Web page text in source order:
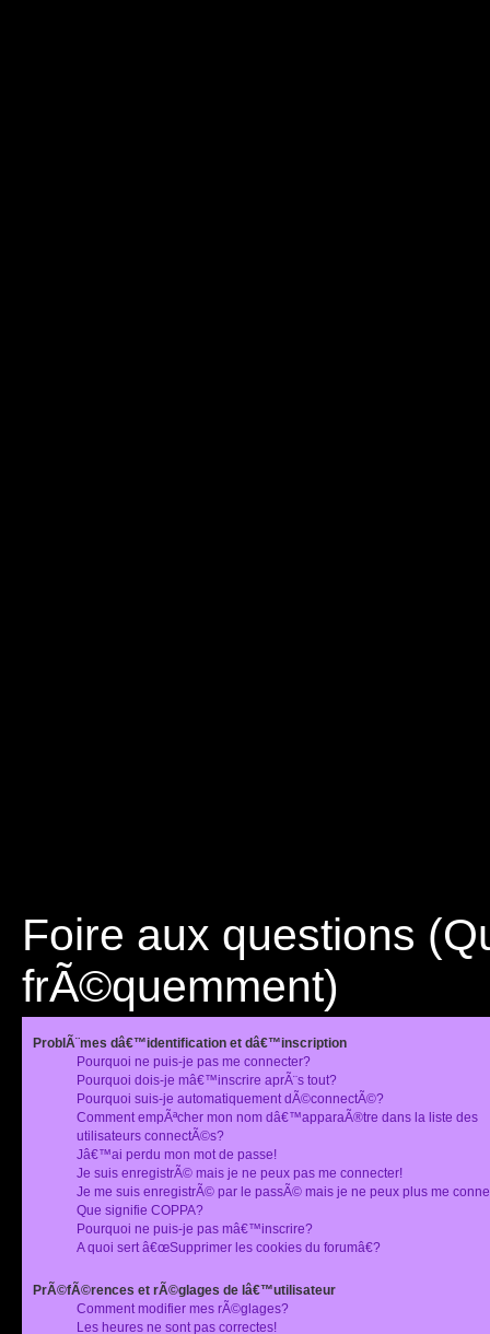
Foire aux questions
frÃ©quemment)
ProblÃ¨mes dâ€™identification et dâ€™inscription
Pourquoi ne puis-je pas me connecter?
Pourquoi dois-je mâ€™inscrire aprÃ¨s tout?
Pourquoi suis-je automatiquement dÃ©connectÃ©?
Comment empÃªcher mon nom dâ€™apparaÃ®tre dans la liste des
utilisateurs connectÃ©s?
Jâ€™ai perdu mon mot de passe!
Je suis enregistrÃ© mais je ne peux pas me connecter!
Je me suis enregistrÃ© par le passÃ© mais je ne peux plus me
Que signifie COPPA?
Pourquoi ne puis-je pas mâ€™inscrire?
A quoi sert â€œSupprimer les cookies du forumâ€?
PrÃ©fÃ©rences et rÃ©glages de lâ€™utilisateur
Comment modifier mes rÃ©glages?
Les heures ne sont pas correctes!